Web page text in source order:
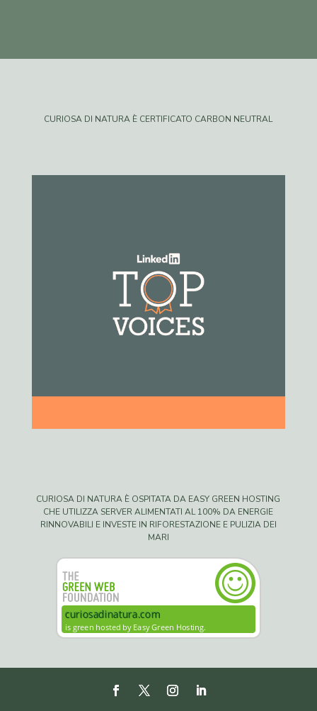
CURIOSA DI NATURA È CERTIFICATO CARBON NEUTRAL
CURIOSA DI NATURA È OSPITATA DA EASY GREEN HOSTING
CHE UTILIZZA SERVER ALIMENTATI AL 100% DA ENERGIE
RINNOVABILI E INVESTE IN RIFORESTAZIONE E PULIZIA DEI
MARI